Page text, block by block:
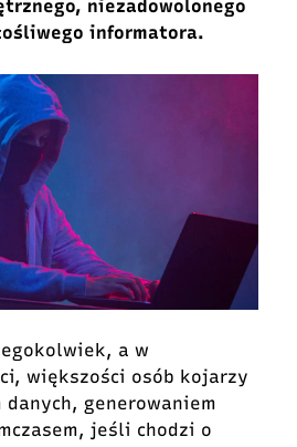
niezadowolonego
informatora.
a w
większości osób kojarzy
generowaniem
jeśli chodzi o